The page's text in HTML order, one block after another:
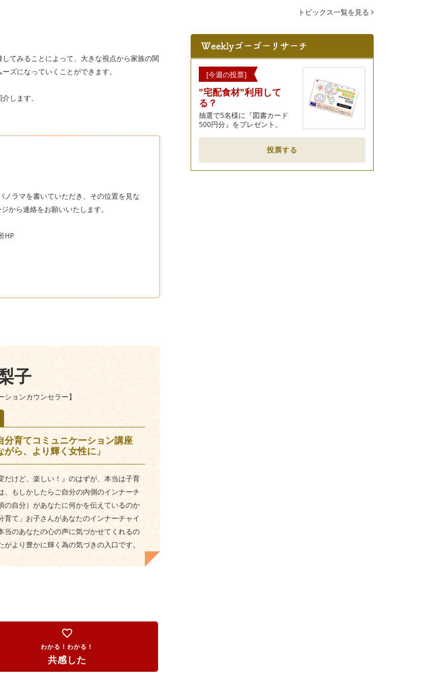
てみることによって、大きな視点から家族の関
ズになっていくことができます。
します。
ラマを書いていただき、その位置を見な
から連絡をお願いいたします。
ケーション研究所HP
子
ションカウンセラー】
分育てコミュニケーション講座
がら、より輝く女性に」
だけど、楽しい！』のはずが、本当は子育
、もしかしたらご自分の内側のインナーチ
の自分）があなたに何かを伝えているのか
育て」お子さんがあなたのインナーチャイ
当のあなたの心の声に気づかせてくれるの
がより豊かに輝く為の気づきの入口です。
favorite_border
わかる！わかる！
共感した
トピックス一覧を見る
[今週の投票]
"宅配食材"利用して
る？
抽選で5名様に『図書カード
500円分』をプレゼント。
投票する